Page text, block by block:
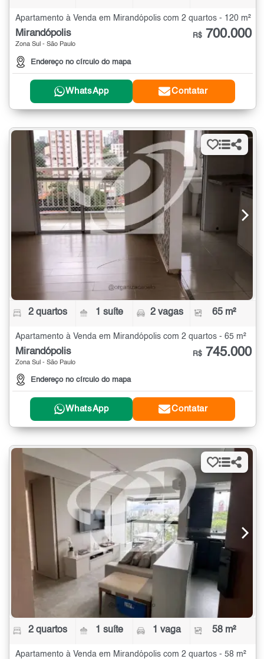
Apartamento à Venda em Mirandópolis com 2 quartos - 120 m²
Mirandópolis
Zona Sul - São Paulo
Endereço no círculo do mapa
R$ 700.000
WhatsApp Contatar
2 quartos 1 suíte 2 vagas 65 m²
Apartamento à Venda em Mirandópolis com 2 quartos - 65 m²
Mirandópolis
Zona Sul - São Paulo
Endereço no círculo do mapa
R$ 745.000
WhatsApp Contatar
2 quartos 1 suíte 1 vaga 58 m²
Apartamento à Venda em Mirandópolis com 2 quartos - 58 m²